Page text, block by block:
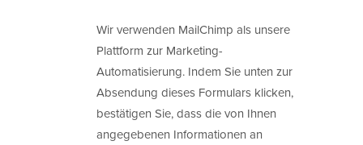
Wir verwenden MailChimp als unsere
Plattform zur Marketing-
Automatisierung. Indem Sie unten zur
Absendung dieses Formulars klicken,
bestätigen Sie, dass die von Ihnen
angegebenen Informationen an